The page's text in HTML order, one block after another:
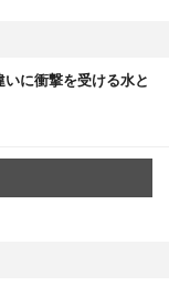
に衝撃を受ける水と